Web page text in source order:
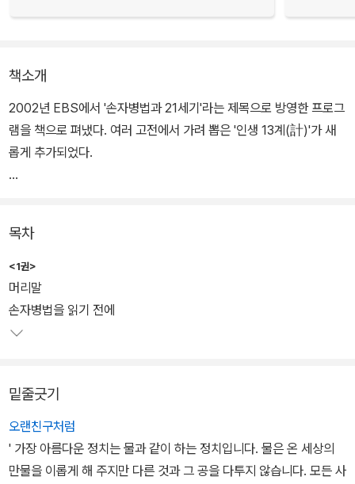
책소개
2002년 EBS에서 '손자병법과 21세기'라는 제목으로 방영한 프로그
램을 책으로 펴냈다. 여러 고전에서 가려 뽑은 '인생 13계(計)'가 새
롭게 추가되었다.
을 통해, 손무는 난국을 헤쳐나가는 전략과 전술을 제시했던 것. 기업
경영.상업.의학.바둑.스포츠 등 다양한 분야에 응용이 가능한 손자병
법을 알기 쉽고 깔끔하게 정리했다.
목차
<1권>
머리말
손자병법을 읽기 전에
밑줄긋기
오랜친구처럼
' 가장 아름다운 정치는 물과 같이 하는 정치입니다. 물은 온 세상의
만물을 이롭게 해 주지만 다른 것과 그 공을 다투지 않습니다. 모든 사